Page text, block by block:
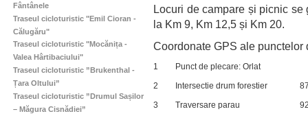
Fântânele
Traseul cicloturistic "Emil Cioran -
Călugăru"
Traseul cicloturistic "Mocănița -
Valea Hârtibaciului"
Traseul cicloturistic ”Brukenthal -
Țara Oltului”
Traseul cicloturistic ”Drumul Sașilor
– Măgura Cisnădiei”
Locuri de campare și picnic
la Km 9, Km 12,5 și Km 20.
Coordonate GPS ale punctelor
1
Punct de plecare: Orlat
2
Intersectie drum forestier
3
Traversare parau